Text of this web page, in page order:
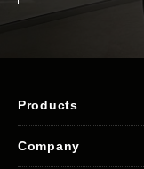
Products
Company